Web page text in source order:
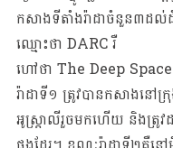
កសាងទីតាំងរ៉ាដាចំនួន៣ដល់
ឈ្មោះថា DARC រឺ
ហៅថា The Deep
រ៉ាដាទី១ ត្រូវបានកសាងន
អូស្រ្តាលីរួចមកហើយ និងត្រូវ